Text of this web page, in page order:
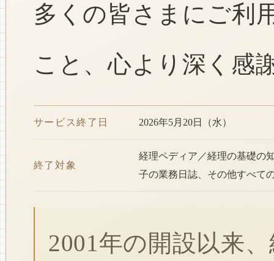
多くの皆さまにご利
こと、心より深く感
サービス終了日 2026年5月20日（水）
終了対象
経理ペディア／経理の基礎の
子の業務日誌、その他すべて
2001年の開設以来